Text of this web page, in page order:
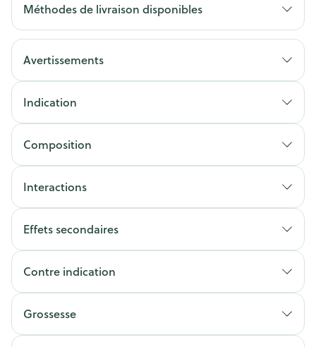
Méthodes de livraison disponibles
Avertissements
Indication
Composition
Interactions
Effets secondaires
Contre indication
Grossesse